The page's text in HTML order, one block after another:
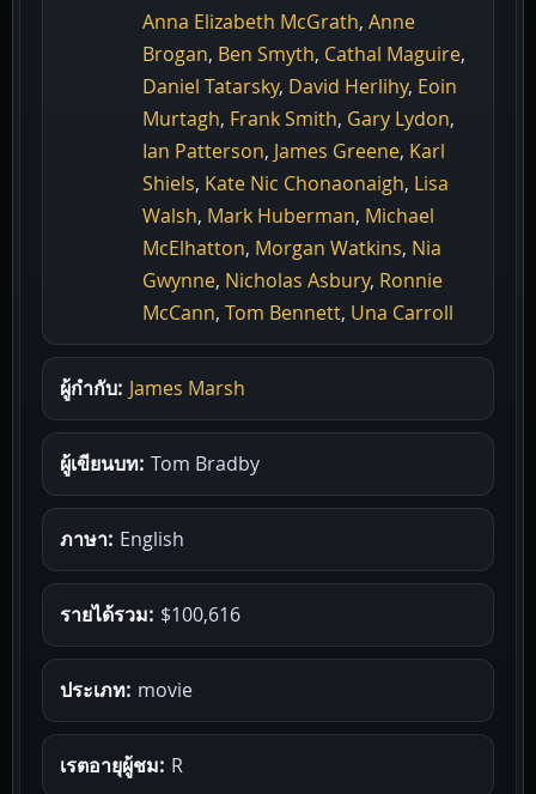
Anna Elizabeth McGrath, Anne
Brogan, Ben Smyth, Cathal Maguire,
Daniel Tatarsky, David Herlihy, Eoin
Murtagh, Frank Smith, Gary Lydon,
Ian Patterson, James Greene, Karl
Shiels, Kate Nic Chonaonaigh, Lisa
Walsh, Mark Huberman, Michael
McElhatton, Morgan Watkins, Nia
Gwynne, Nicholas Asbury, Ronnie
McCann, Tom Bennett, Una Carroll
ผู้กำกับ: James Marsh
ผู้เขียนบท: Tom Bradby
ภาษา: English
รายได้รวม: $100,616
ประเภท: movie
เรตอายุผู้ชม: R